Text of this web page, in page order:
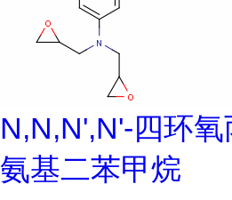
N,N,N',N'-四环
氨基二苯甲烷